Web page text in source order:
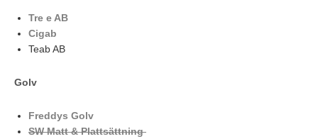
Tre e AB
Cigab
Teab AB
Golv
Freddys Golv
SW Matt & Plattsättning